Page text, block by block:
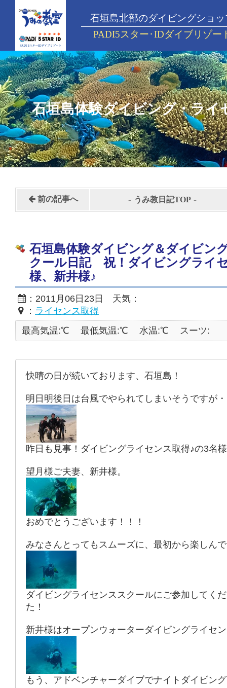
石垣島北部のダイビングショッ
PADI5スター･IDダイブリゾー
石垣島体験ダイビング・ライ
前の記事へ - うみ教日記TOP -
石垣島体験ダイビング＆ダイビン
クール日記 祝！ダイビングライ
様、新井様♪
：2011月06日23日 天気：
： ライセンス取得
最高気温:℃
最低気温:℃ 水温:℃ スーツ:
快晴の日が続いております、石垣島！
明日明後日は台風でやられてしまいそうですが
昨日も見事！ダイビングライセンス取得♪の3名
望月様ご夫妻、新井様。
おめでとうございます！！！
みなさんとってもスムーズに、最初から楽しんで
ダイビングライセンススクールにご参加してく
た！
新井様はオープンウォーターダイビングライセ
もう、アドベンチャーダイブでナイトダイビン